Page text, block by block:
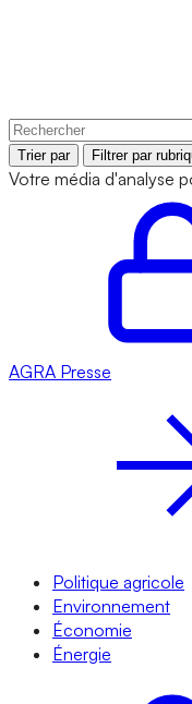
Trier par Filtrer par
Votre média d'analyse
AGRA Presse
Politique agricole
Environnement
Économie
Énergie